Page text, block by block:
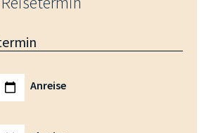
Anreise